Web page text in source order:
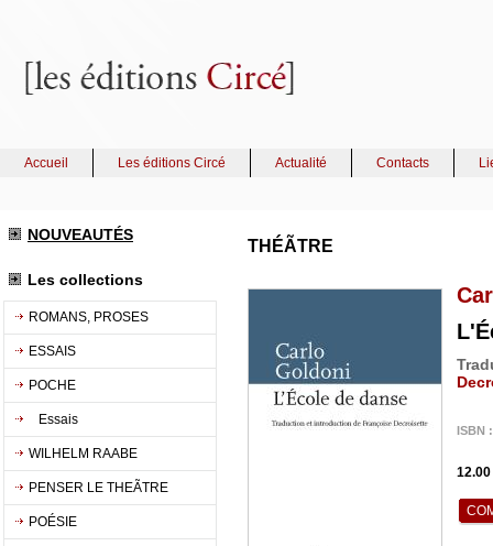
Accueil Les éditions Circé Actualité Contacts
NOUVEAUTÉS
Les collections
ROMANS, PROSES
ESSAIS
POCHE
Essais
WILHELM RAABE
PENSER LE THEÃTRE
POÉSIE
THÉÃTRE
ISBN
12.00